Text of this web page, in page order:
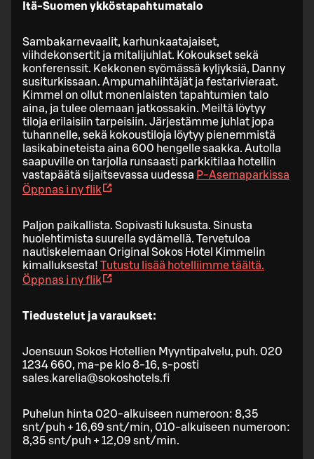
Itä-Suomen ykköstapahtumatalo
Sambakarnevaalit, karhunkaatajaiset,
viihdekonsertit ja mitalijuhlat. Kokoukset sekä
konferenssit. Kekkonen syömässä kyljyksiä, Danny
susiturkissaan. Ampumahiihtäjät ja festarivieraat.
Kimmel on ollut monenlaisten tapahtumien talo
aina, ja tulee olemaan jatkossakin. Meiltä löytyy
tiloja erilaisiin tarpeisiin. Järjestämme juhlat jopa
tuhannelle, sekä kokoustiloja löytyy pienemmistä
lasikabineteista aina 600 hengelle saakka. Autolla
saapuville on tarjolla runsaasti parkkitilaa hotellin
vastapäätä sijaitsevassa uudessa P-Asemaparkissa
Öppnas i ny flik
Paljon paikallista. Sopivasti luksusta. Sinusta
huolehtimista suurella sydämellä. Tervetuloa
nautiskelemaan Original Sokos Hotel Kimmelin
kimalluksesta! Tutustu lisää hotelliimme täältä.
Öppnas i ny flik
Tie­dus­te­lut ja va­rauk­set:
Joen­suun Sokos Ho­tel­lien Myyn­ti­pal­ve­lu, puh. 020
1234 660, ma-pe klo 8-16, s-posti
sales.karelia@sokoshotels.fi
Pu­he­lun hinta 020-al­kui­seen nu­me­roon: 8,35
snt/puh + 16,69 snt/min, 010-al­kui­seen nu­me­roon:
8,35 snt/puh + 12,09 snt/min.